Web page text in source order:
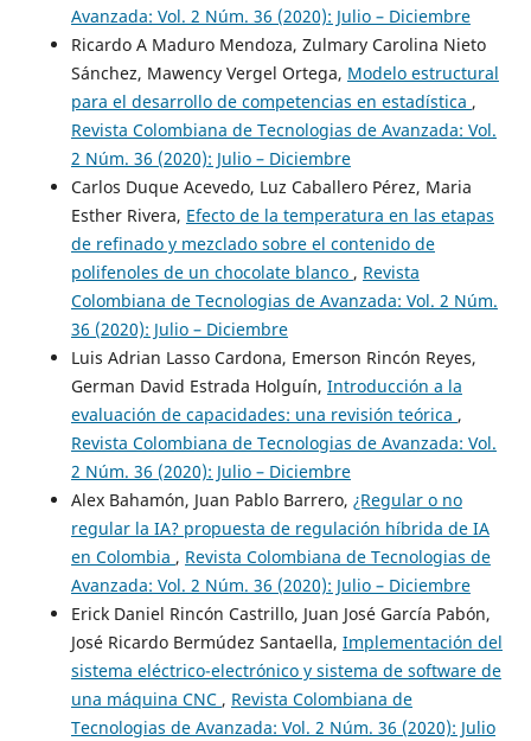
Avanzada: Vol. 2 Núm. 36 (2020): Julio – Diciembre
Ricardo A Maduro Mendoza, Zulmary Carolina Nieto
Sánchez, Mawency Vergel Ortega, Modelo estructural
para el desarrollo de competencias en estadística ,
Revista Colombiana de Tecnologias de Avanzada: Vol.
2 Núm. 36 (2020): Julio – Diciembre
Carlos Duque Acevedo, Luz Caballero Pérez, Maria
Esther Rivera, Efecto de la temperatura en las etapas
de refinado y mezclado sobre el contenido de
polifenoles de un chocolate blanco , Revista
Colombiana de Tecnologias de Avanzada: Vol. 2 Núm.
36 (2020): Julio – Diciembre
Luis Adrian Lasso Cardona, Emerson Rincón Reyes,
German David Estrada Holguín, Introducción a la
evaluación de capacidades: una revisión teórica ,
Revista Colombiana de Tecnologias de Avanzada: Vol.
2 Núm. 36 (2020): Julio – Diciembre
Alex Bahamón, Juan Pablo Barrero, ¿Regular o no
regular la IA? propuesta de regulación híbrida de IA
en Colombia , Revista Colombiana de Tecnologias de
Avanzada: Vol. 2 Núm. 36 (2020): Julio – Diciembre
Erick Daniel Rincón Castrillo, Juan José García Pabón,
José Ricardo Bermúdez Santaella, Implementación del
sistema eléctrico-electrónico y sistema de software de
una máquina CNC , Revista Colombiana de
Tecnologias de Avanzada: Vol. 2 Núm. 36 (2020): Julio